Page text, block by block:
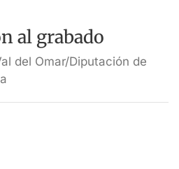
al grabado
del Omar/Diputación de